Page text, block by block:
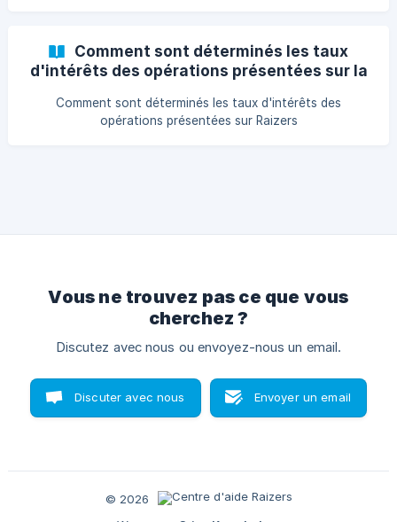
Comment sont déterminés les taux
d'intérêts des opérations présentées sur la
Comment sont déterminés les taux d'intérêts des
opérations présentées sur Raizers
Vous ne trouvez pas ce que vous
cherchez ?
Discutez avec nous ou envoyez-nous un email.
Discuter avec nous Envoyer un email
© 2026